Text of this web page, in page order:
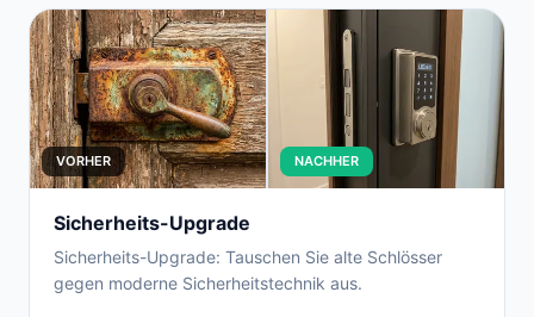
VORHER NACHHER
Sicherheits-Upgrade
Sicherheits-Upgrade: Tauschen Sie alte Schlösser
gegen moderne Sicherheitstechnik aus.